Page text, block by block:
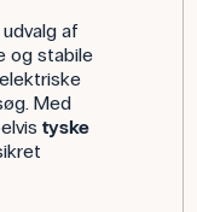
af
og stabile
Med
tyske